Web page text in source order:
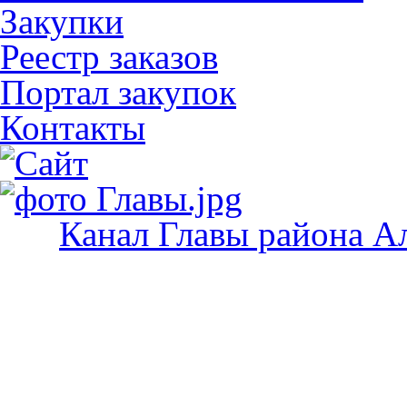
Закупки
Реестр заказов
Портал закупок
Контакты
Канал Главы района